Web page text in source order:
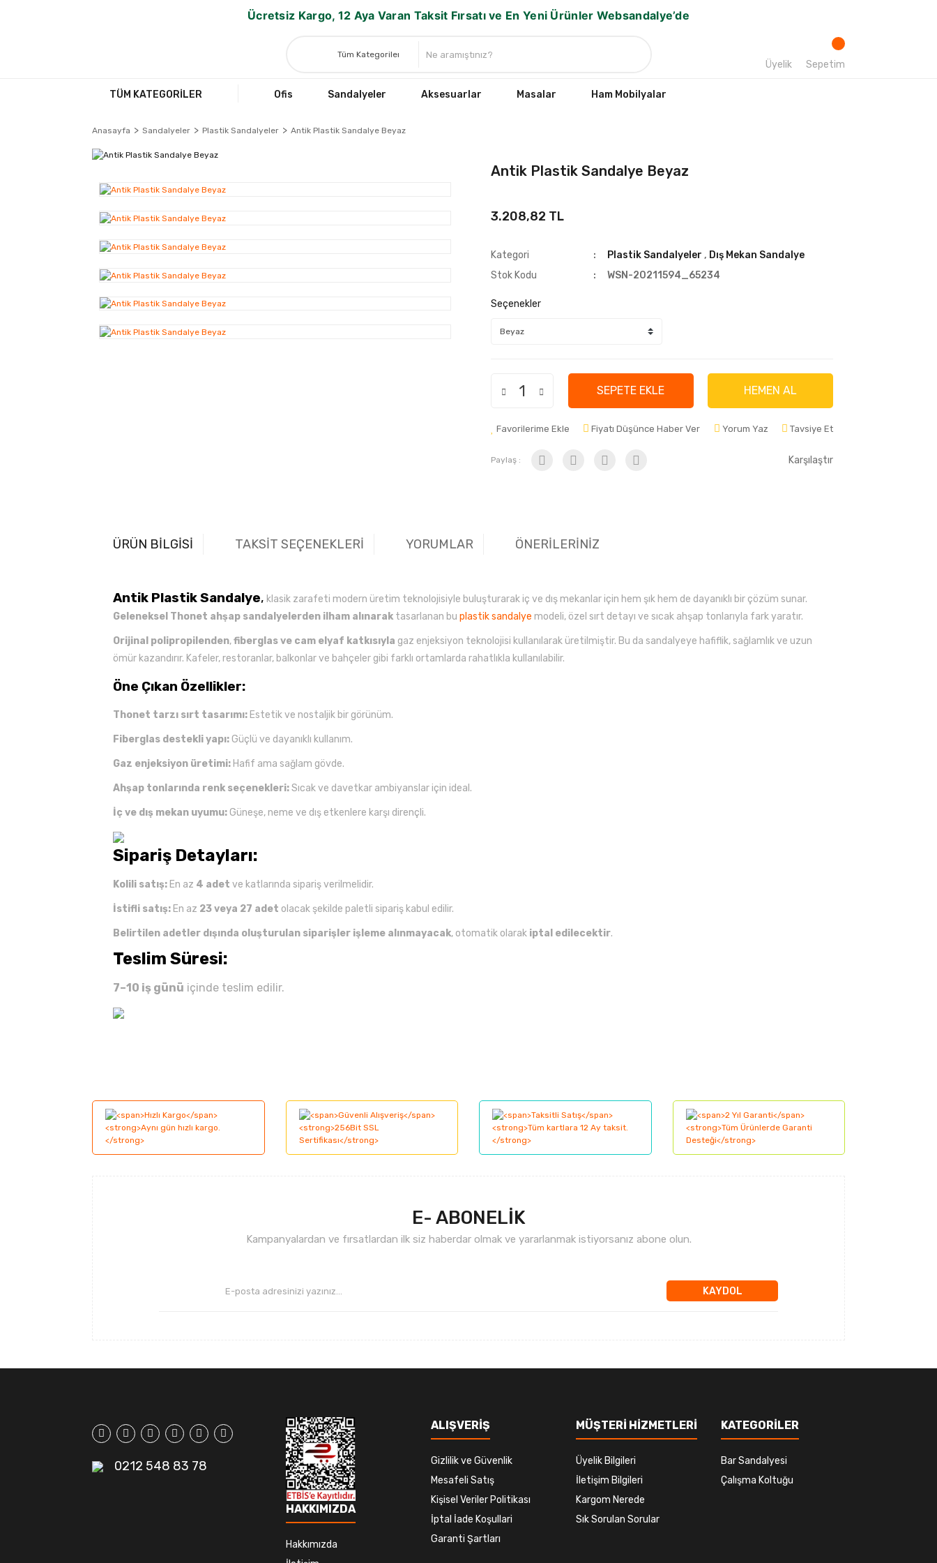
Ücretsiz Kargo, 12 Aya Varan Taksit Fırsatı ve En Yeni Ürünler Websandalye’de
Üyelik Sepetim
TÜM KATEGORİLER Ofis Sandalyeler Aksesuarlar Masalar Ham Mobilyalar
Anasayfa Sandalyeler Plastik Sandalyeler Antik Plastik Sandalye Beyaz
Antik Plastik Sandalye Beyaz
3.208,82 TL
Kategori Plastik Sandalyeler , Dış Mekan Sandalye
Stok Kodu
WSN-20211594_65234
Seçenekler
SEPETE EKLE HEMEN AL
Favorilerime Ekle Fiyatı Düşünce Haber Ver Yorum Yaz Tavsiye Et
Paylaş : Karşılaştır
ÜRÜN BİLGİSİ TAKSİT SEÇENEKLERİ YORUMLAR ÖNERİLERİNİZ
Antik Plastik Sandalye, klasik zarafeti modern üretim teknolojisiyle buluşturarak iç ve dış mekanlar için hem şık hem de dayanıklı bir çözüm sunar.
Geleneksel Thonet ahşap sandalyelerden ilham alınarak tasarlanan bu plastik sandalye modeli, özel sırt detayı ve sıcak ahşap tonlarıyla fark yaratır.
Orijinal polipropilenden,fiberglas ve cam elyaf katkısıyla gaz enjeksiyon teknolojisi kullanılarak üretilmiştir. Bu da sandalyeye hafiflik, sağlamlık ve uzun
ömür kazandırır. Kafeler, restoranlar, balkonlar ve bahçeler gibi farklı ortamlarda rahatlıkla kullanılabilir.
Öne Çıkan Özellikler:
Thonet tarzı sırt tasarımı: Estetik ve nostaljik bir görünüm.
Fiberglas destekli yapı: Güçlü ve dayanıklı kullanım.
Gaz enjeksiyon üretimi: Hafif ama sağlam gövde.
Ahşap tonlarında renk seçenekleri:Sıcak ve davetkar ambiyanslar için ideal.
İç ve dış mekan uyumu: Güneşe, neme ve dış etkenlere karşı dirençli.
Sipariş Detayları:
Kolili satış: En az 4 adet ve katlarında sipariş verilmelidir.
İstifli satış: En az 23 veya 27 adet olacak şekilde paletli sipariş kabul edilir.
Belirtilen adetler dışında oluşturulan siparişler işleme alınmayacak, otomatik olarak iptal edilecektir.
Teslim Süresi:
7–10 iş günü içinde teslim edilir.
Ürün resmi kalitesiz, bozuk veya görüntülenemiyor.
Ürün açıklamasında eksik bilgiler bulunuyor.
E- ABONELİK
Kampanyalardan ve fırsatlardan ilk siz haberdar olmak ve yararlanmak istiyorsanız abone olun.
KAYDOL
0212 548 83 78
HAKKIMIZDA
Hakkımızda
ALIŞVERİŞ
Gizlilik ve Güvenlik
Mesafeli Satış
Kişisel Veriler Politikası
İptal İade Koşullari
Garanti Şartları
MÜŞTERİ HİZMETLERİ
Üyelik Bilgileri
İletişim Bilgileri
Kargom Nerede
Sık Sorulan Sorular
KATEGORİLER
Bar Sandalyesi
Çalışma Koltuğu